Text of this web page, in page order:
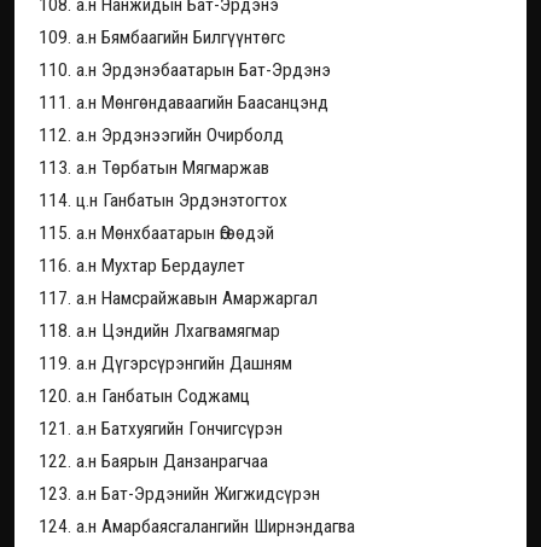
108. а.н Нанжидын Бат-Эрдэнэ
109. а.н Бямбаагийн Билгүүнтөгс
110. а.н Эрдэнэбаатарын Бат-Эрдэнэ
111. а.н Мөнгөндаваагийн Баасанцэнд
112. а.н Эрдэнээгийн Очирболд
113. а.н Төрбатын Мягмаржав
114. ц.н Ганбатын Эрдэнэтогтох
115. а.н Мөнхбаатарын Өгөөдэй
116. а.н Мухтар Бердаулет
117. а.н Намсрайжавын Амаржаргал
118. а.н Цэндийн Лхагвамягмар
119. а.н Дүгэрсүрэнгийн Дашням
120. а.н Ганбатын Соджамц
121. а.н Батхуягийн Гончигсүрэн
122. а.н Баярын Данзанрагчаа
123. а.н Бат-Эрдэнийн Жигжидсүрэн
124. а.н Амарбаясгалангийн Ширнэндагва